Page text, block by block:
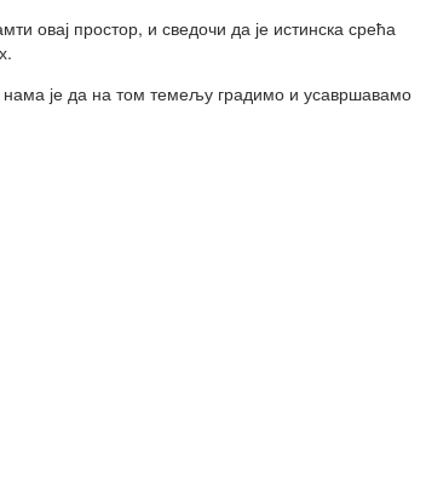
овај простор, и сведочи да је истинска срећа
је да на том темељу градимо и усавршавамо